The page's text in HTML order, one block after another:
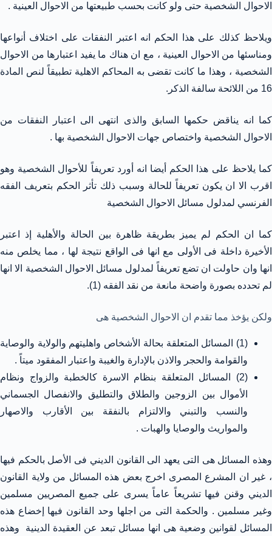
الاحوال الشخصية حتى ولو كانت بحسب طبيعتها من الاحوال العينية .
ويلاحظ كذلك على هذا الحكم انه اعتبر النفقات على اختلاف أنواعها
ومناسئها من الاحوال العينية ، مع ان هناك ما يفيد اعتبارها من الاحوال
الشخصية ، وهذا ما كانت تقضى به المحاكم الاهلية تطبيقاً لنص المادة
16 من اللائحة سالفة الذكر.
كما انه يناقض حكمها السابق والذى انتهى الى اعتبار النفقات من
الاحوال الشخصية واختصاص جهات الاحوال الشخصية بها .
كما يلاحظ على هذا الحكم أيضا انه أورد تعريفاً للأحوال الشخصية وهو
اقرب الا ان يكون تعريفاً للحالة وسبب ذلك تأثر الحكم بتعريف الفقه
الفرنسي لمدلول مسائل الاحوال الشخصية
كما ان الحكم لم يميز بطريقة ظاهرة بين الحالة والأهلية إذ اعتبر
الأخيرة داخلة فى الأولى مع انها فى الواقع نتيجة لها ، مما يخلص منه
انها وان حاولت ان تضع تعريفاً لمدلول مسائل الاحوال الشخصية الا انها
لم تحدده بصورة واضحة مانعة من نقد الفقه (1).
ولكن يؤخذ مما تقدم ان الاحوال الشخصية هى
(1) المسائل المتعلقة بحالة الأشخاص واهليتهم والولاية والوصاية
والقوامة والحجر والاذن بالإدارة والغيبة واعتبار المفقود ميتاً .
(2) المسائل المتعلقة بنظام الاسرة كالخطبة والزواج ونظام
الأموال بين الزوجين والطلاق والتطليق والانفصال الجسماني
والنسب والتبني والالتزام بالنفقة بين الأقارب والاصهار
والمواريث والوصايا والهبات .
وهذه المسائل هى التى يعهد الى القانون الديني فى الأصل بالحكم فيها
، غير ان المشرع المصرى اخرج بعض هذه المسائل من ولاية القانون
الديني وقنن فيها تشريعاً عاماً يسرى على جميع المصريين مسلمين
وغير مسلمين . والحكمة التى من اجلها وحد القانون فيها إخضاع هذه
المسائل لقوانين وضعية هى انها مسائل تبعد عن العقيدة الدينية وهذه